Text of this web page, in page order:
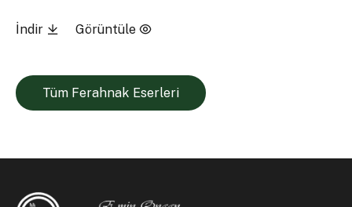
İndir Görüntüle
Tüm Ferahnak Eserleri